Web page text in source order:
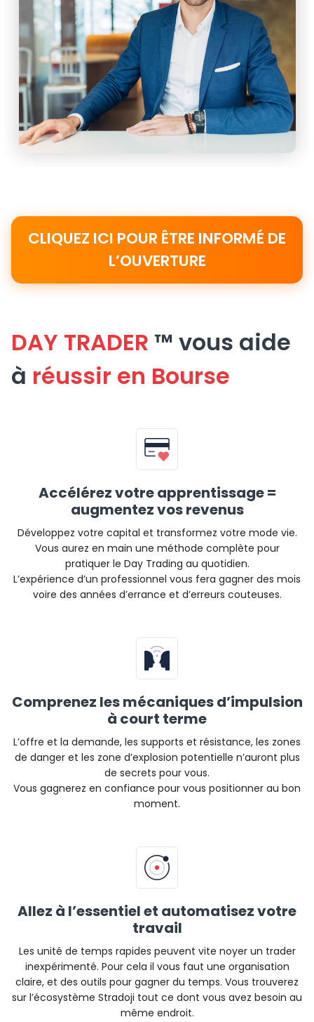
CLIQUEZ ICI POUR ÊTRE INFORMÉ DE
L’OUVERTURE
DAY TRADER ™ vous aide
à réussir en Bourse
Accélérez votre apprentissage =
augmentez vos revenus
Développez votre capital et transformez votre mode vie.
Vous aurez en main une méthode complète pour
pratiquer le Day Trading au quotidien.
L’expérience d’un professionnel vous fera gagner des mois
voire des années d’errance et d’erreurs couteuses.
Comprenez les mécaniques d’impulsion
à court terme
L’offre et la demande, les supports et résistance, les zones
de danger et les zone d’explosion potentielle n’auront plus
de secrets pour vous.
Vous gagnerez en confiance pour vous positionner au bon
moment.
Allez à l’essentiel et automatisez votre
travail
Les unité de temps rapides peuvent vite noyer un trader
inexpérimenté. Pour cela il vous faut une organisation
claire, et des outils pour gagner du temps. Vous trouverez
sur l’écosystème Stradoji tout ce dont vous avez besoin au
même endroit.